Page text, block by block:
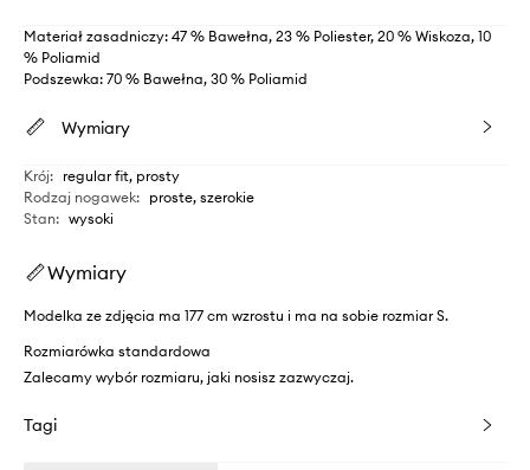
Materiał zasadniczy: 47 % Bawełna, 23 % Poliester, 20 % Wiskoza, 10
% Poliamid
Podszewka: 70 % Bawełna, 30 % Poliamid
Wymiary
Krój: regular fit, prosty
Rodzaj nogawek: proste, szerokie
Stan: wysoki
Wymiary
Modelka ze zdjęcia ma 177 cm wzrostu i ma na sobie rozmiar S.
Rozmiarówka standardowa
Zalecamy wybór rozmiaru, jaki nosisz zazwyczaj.
Tagi